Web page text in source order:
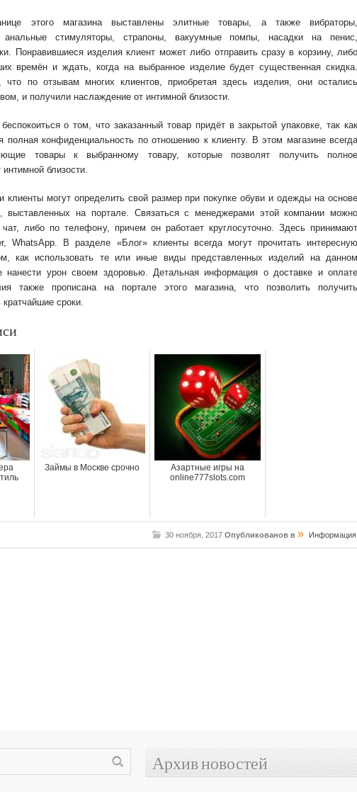
этого магазина выставлены элитные товары, а также вибраторы,
анальные стимуляторы, страпоны, вакуумные помпы, насадки на пенис,
Понравившиеся изделия клиент может либо отправить сразу в корзину, либо
времён и ждать, когда на выбранное изделие будет существенная скидка.
что по отзывам многих клиентов, приобретая здесь изделия, они остались
и получили наслаждение от интимной близости.
о том, что заказанный товар придёт в закрытой упаковке, так как
полная конфиденциальность по отношению к клиенту. В этом магазине всегда
товары к выбранному товару, которые позволят получить полное
близости.
клиенты могут определить свой размер при покупке обуви и одежды на основе
выставленных на портале. Связаться с менеджерами этой компании можно
либо по телефону, причем он работает круглосуточно. Здесь принимают
WhatsApp. В разделе «Блог» клиенты всегда могут прочитать интересную
как использовать те или иные виды представленных изделий на данном
нанести урон своем здоровью. Детальная информация о доставке и оплате
также прописана на портале этого магазина, что позволить получить
сроки.
Займы в Москве срочно
Азартные игры на
online777slots.com
30 ноября, 2017 Опубликованов в » Информация
Архив новостей